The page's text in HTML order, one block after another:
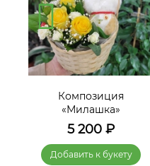
Композиция
«Милашка»
5 200 ₽
Добавить к букету